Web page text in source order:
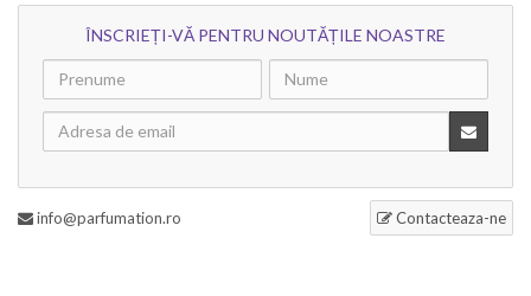
ÎNSCRIEȚI-VĂ PENTRU NOUTĂȚILE NOASTRE
Contacteaza-ne
info@parfumation.ro